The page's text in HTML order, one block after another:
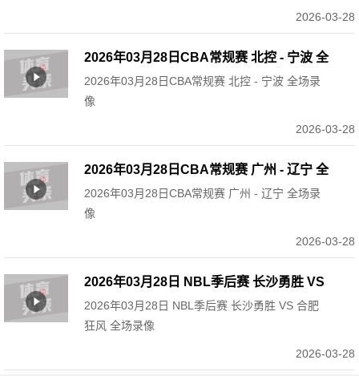
2026-03-28
2026年03月28日CBA常规赛 北控 - 宁波 全
场录像
2026年03月28日CBA常规赛 北控 - 宁波 全场录
像
2026-03-28
2026年03月28日CBA常规赛 广州 - 辽宁 全
场录像
2026年03月28日CBA常规赛 广州 - 辽宁 全场录
像
2026-03-28
2026年03月28日 NBL季后赛 长沙勇胜 VS
合肥狂风 全场录像
2026年03月28日 NBL季后赛 长沙勇胜 VS 合肥
狂风 全场录像
2026-03-28